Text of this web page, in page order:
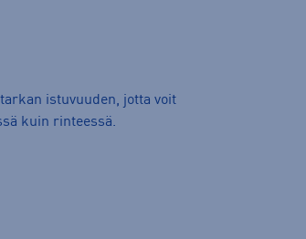
istuvuuden, jotta voit
kuin rinteessä.